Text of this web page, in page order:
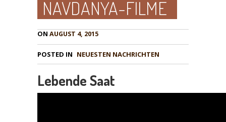
NAVDANYA-FILME
ON AUGUST 4, 2015
POSTED IN NEUESTEN NACHRICHTEN
Lebende Saat